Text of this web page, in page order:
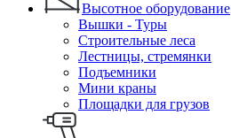
Высотное оборудование
Вышки - Туры
Строительные леса
Лестницы, стремянки
Подъемники
Мини краны
Площадки для грузов